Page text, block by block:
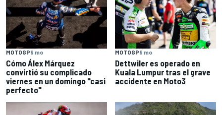
MOTOGP9 mo
Cómo Álex Márquez
convirtió su complicado
viernes en un domingo "casi
perfecto"
MOTOGP9 mo
Dettwiler es operado en
Kuala Lumpur tras el grave
accidente en Moto3